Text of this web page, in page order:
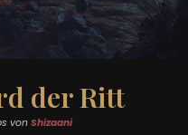
der Ritt
vonShizaani